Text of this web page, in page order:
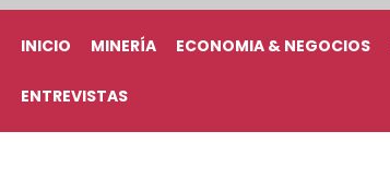
INICIO MINERÍA ECONOMIA & NEGOCIOS
ENTREVISTAS